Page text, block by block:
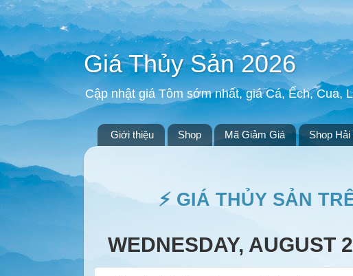
Giá Thủy Sản 2026
Cập nhật giá Tôm sớm nhất, giá Cá, Ếch, Cua,
Giới thiệu Shop Mã Giảm Giá Shop Hải
⚡ GIÁ THỦY SẢN
WEDNESDAY, AUGUST